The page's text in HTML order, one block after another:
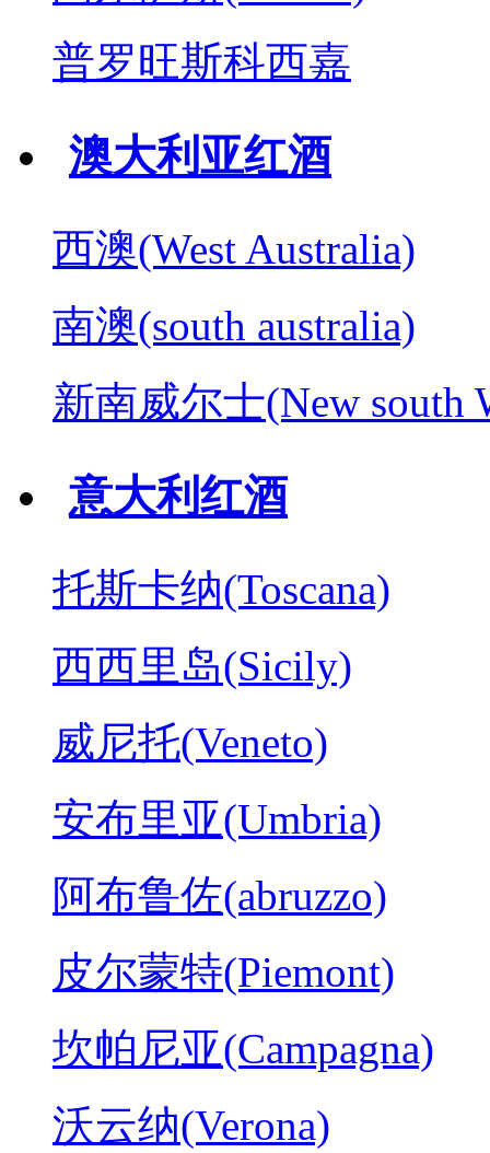
普罗旺斯科西嘉
澳大利亚红酒
西澳(West Australia)
南澳(south australia)
新南威尔士(New south
意大利红酒
托斯卡纳(Toscana)
西西里岛(Sicily)
威尼托(Veneto)
安布里亚(Umbria)
阿布鲁佐(abruzzo)
皮尔蒙特(Piemont)
坎帕尼亚(Campagna)
沃云纳(Verona)